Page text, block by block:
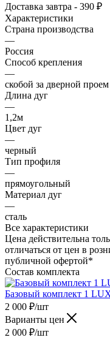
Доставка завтра - 390 ₽
Характеристики
Страна производства
—
Россия
Способ крепления
—
скобой за дверной проем
Длина дуг
—
1,2м
Цвет дуг
—
черный
Тип профиля
—
прямоугольный
Материал дуг
—
сталь
Все характеристики
Цена действительна
отличаться от цен в
публичной офертой*
Состав комплекта
Базовый комплект 1
2 000 ₽/шт
Варианты цен
2 000 ₽/шт